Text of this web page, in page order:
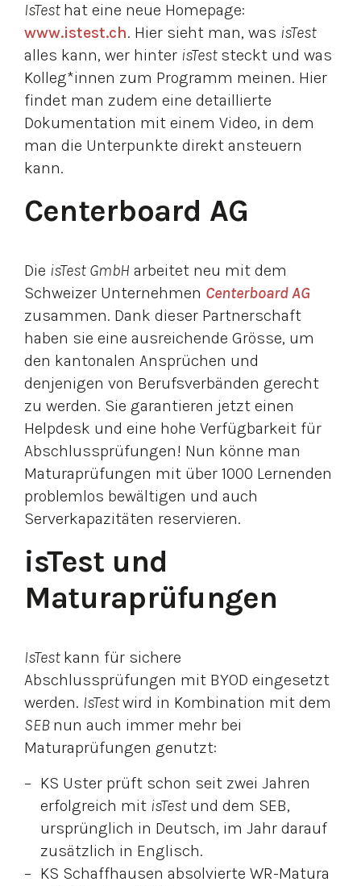
IsTest hat eine neue Homepage:
www.istest.ch. Hier sieht man, was isTest
alles kann, wer hinter isTest steckt und was
Kolleg*innen zum Programm meinen. Hier
findet man zudem eine detaillierte
Dokumentation mit einem Video, in dem
man die Unterpunkte direkt ansteuern
kann.
Centerboard AG
Die isTest GmbH arbeitet neu mit dem
Schweizer Unternehmen Centerboard AG
zusammen. Dank dieser Partnerschaft
haben sie eine ausreichende Grösse, um
den kantonalen Ansprüchen und
denjenigen von Berufsverbänden gerecht
zu werden. Sie garantieren jetzt einen
Helpdesk und eine hohe Verfügbarkeit für
Abschlussprüfungen! Nun könne man
Maturaprüfungen mit über 1000 Lernenden
problemlos bewältigen und auch
Serverkapazitäten reservieren.
isTest und
Maturaprüfungen
IsTest kann für sichere
Abschlussprüfungen mit BYOD eingesetzt
werden. IsTestwird in Kombination mit dem
SEB nun auch immer mehr bei
Maturaprüfungen genutzt:
KS Uster prüft schon seit zwei Jahren
erfolgreich mit isTest und dem SEB,
ursprünglich in Deutsch, im Jahr darauf
zusätzlich in Englisch.
KS Schaffhausen absolvierte WR-Matura